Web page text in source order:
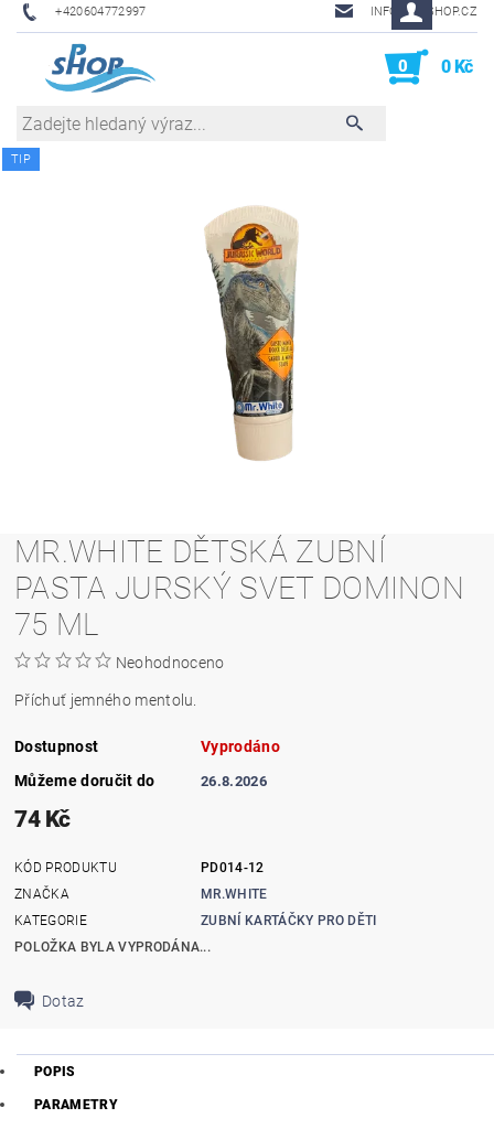
+420604772997 INFO@PHSHOP.CZ
0 0 Kč
TIP
MR.WHITE DĚTSKÁ ZUBNÍ
PASTA JURSKÝ SVET DOMINON
75 ML
Neohodnoceno
Příchuť jemného mentolu.
Dostupnost
Vyprodáno
Můžeme doručit do
26.8.2026
74 Kč
KÓD PRODUKTU
PD014-12
ZNAČKA
MR.WHITE
KATEGORIE
ZUBNÍ KARTÁČKY PRO DĚTI
POLOŽKA BYLA VYPRODÁNA...
Dotaz
POPIS
PARAMETRY